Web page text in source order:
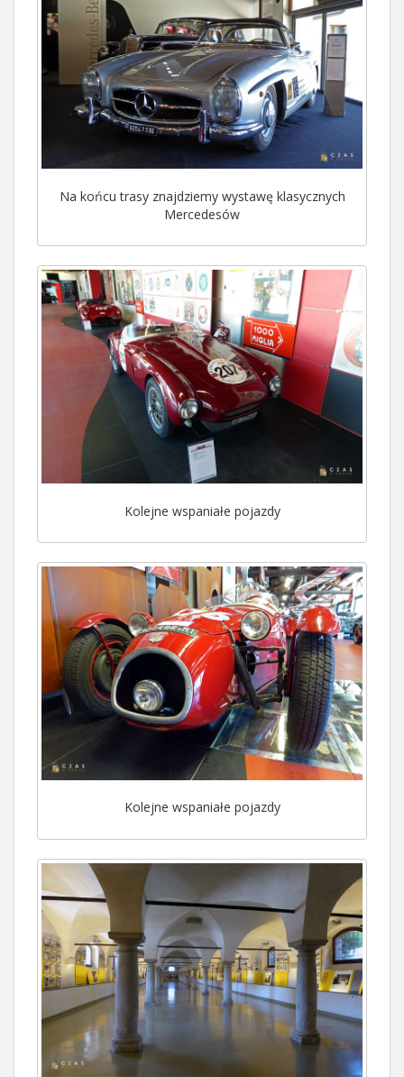
Na końcu trasy znajdziemy wystawę klasycznych
Mercedesów
Kolejne wspaniałe pojazdy
Kolejne wspaniałe pojazdy